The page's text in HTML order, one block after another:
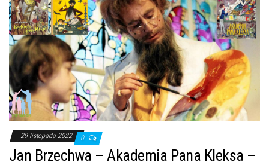
29 listopada 2022 0
Jan Brzechwa – Akademia Pana Kleksa –